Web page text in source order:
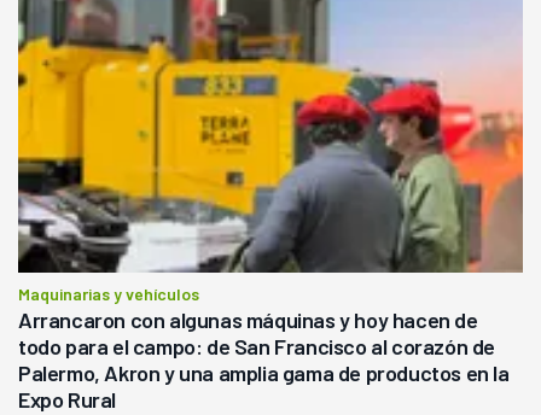
Maquinarias y vehículos
Arrancaron con algunas máquinas y hoy hacen de
todo para el campo: de San Francisco al corazón de
Palermo, Akron y una amplia gama de productos en la
Expo Rural